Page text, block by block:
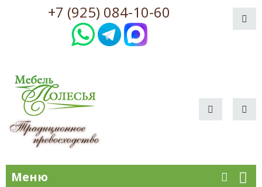
+7 (925) 084-10-60
Меню